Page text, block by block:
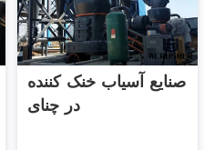
صنایع آسیاب خنک کننده
در چنای